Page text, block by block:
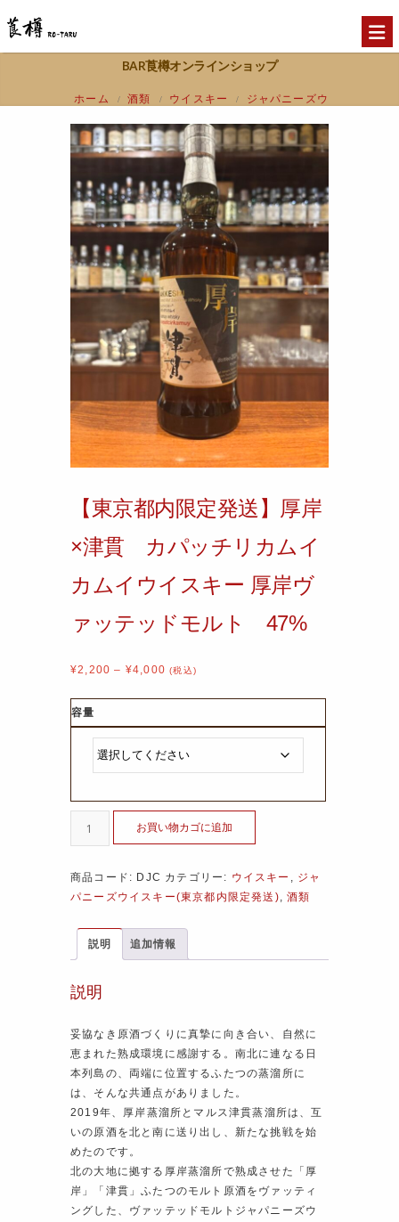
BAR莨樽オンラインショップ
ホーム / 酒類 / ウイスキー /
ジャパニーズウ
発送】厚岸×津貫 カパッチリカムイ カムイウイ
スキー 厚岸ヴァッテッドモルト 47%
【東京都内限定発送】厚岸
×津貫 カパッチリカムイ
カムイウイスキー 厚岸ヴ
ァッテッドモルト 47%
¥2,200 – ¥4,000 (税込)
容量
お買い物カゴに追加
商品コード: DJC カテゴリー: ウイスキー , ジャ
パニーズウイスキー(東京都内限定発送),酒類
説明 追加情報
説明
妥協なき原酒づくりに真摯に向き合い、自然に
恵まれた熟成環境に感謝する。南北に連なる日
本列島の、両端に位置するふたつの蒸溜所に
は、そんな共通点がありました。
2019年、厚岸蒸溜所とマルス津貫蒸溜所は、互
いの原酒を北と南に送り出し、新たな挑戦を始
めたのです。
北の大地に拠する厚岸蒸溜所で熟成させた「厚
岸」「津貫」ふたつのモルト原酒をヴァッティ
ングした、ヴァッテッドモルトジャパニーズウ